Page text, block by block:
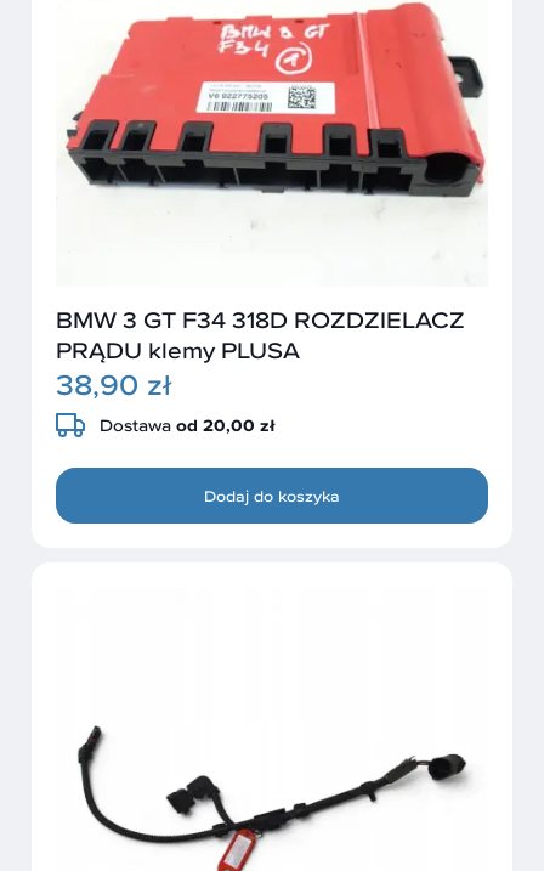
BMW 3 GT F34 318D ROZDZIELACZ
PRĄDU klemy PLUSA
38,90 zł
Dostawa od 20,00 zł
Dodaj do koszyka